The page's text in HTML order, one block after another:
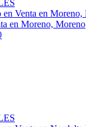
en Moreno, Moreno